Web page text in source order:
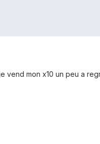
vend mon x10 un peu a